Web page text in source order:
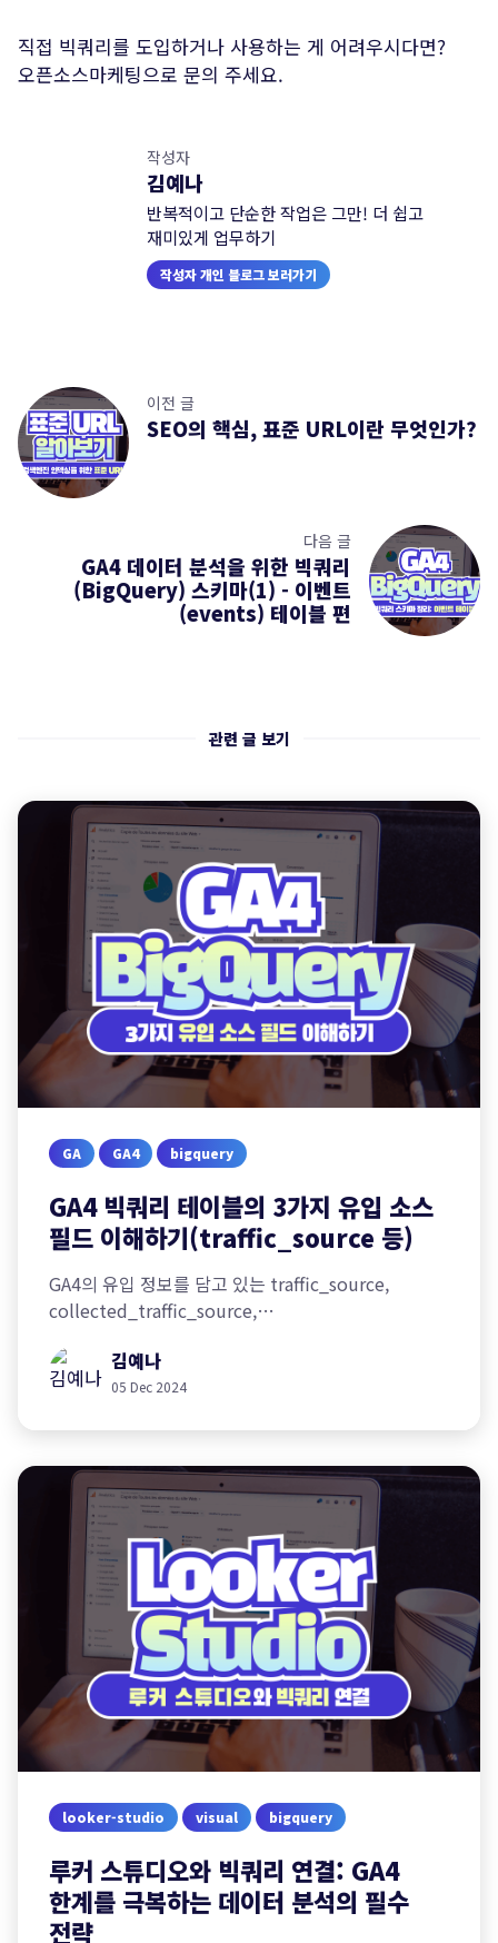
직접 빅쿼리를 도입하거나 사용하는 게 어려우시다면?
오픈소스마케팅으로 문의 주세요.
작성자
김예나
반복적이고 단순한 작업은 그만! 더 쉽고
재미있게 업무하기
작성자 개인 블로그 보러가기
이전 글
SEO의 핵심, 표준 URL이란 무엇인가?
다음 글
GA4 데이터 분석을 위한 빅쿼리
(BigQuery) 스키마(1) - 이벤트
(events) 테이블 편
관련 글 보기
GA GA4 bigquery
GA4 빅쿼리 테이블의 3가지 유입 소스
필드 이해하기(traffic_source 등)
GA4의 유입 정보를 담고 있는 traffic_source,
collected_traffic_source,
알아봅니다.김예나
05 Dec 2024
looker-studio visual bigquery
루커 스튜디오와 빅쿼리 연결: GA4
한계를 극복하는 데이터 분석의 필수
전략